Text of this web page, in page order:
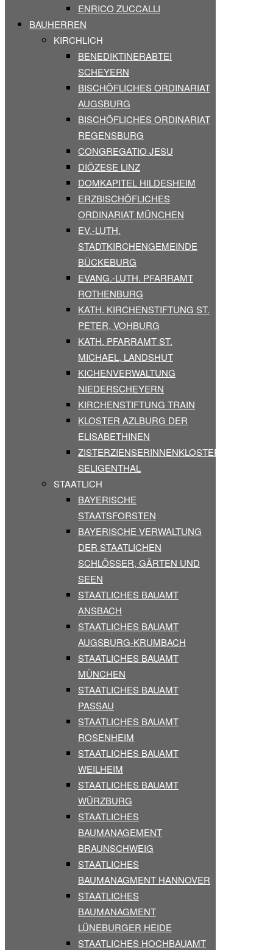
ENRICO ZUCCALLI
BAUHERREN
KIRCHLICH
BENEDIKTINERABTEI
SCHEYERN
BISCHÖFLICHES ORDINARIAT
AUGSBURG
BISCHÖFLICHES ORDINARIAT
REGENSBURG
CONGREGATIO JESU
DIÖZESE LINZ
DOMKAPITEL HILDESHEIM
ERZBISCHÖFLICHES
ORDINARIAT MÜNCHEN
EV.-LUTH.
STADTKIRCHENGEMEINDE
BÜCKEBURG
EVANG.-LUTH. PFARRAMT
ROTHENBURG
KATH. KIRCHENSTIFTUNG ST.
PETER, VOHBURG
KATH. PFARRAMT ST.
MICHAEL, LANDSHUT
KICHENVERWALTUNG
NIEDERSCHEYERN
KIRCHENSTIFTUNG TRAIN
KLOSTER AZLBURG DER
ELISABETHINEN
ZISTERZIENSERINNENKLOSTER
SELIGENTHAL
STAATLICH
BAYERISCHE
STAATSFORSTEN
BAYERISCHE VERWALTUNG
DER STAATLICHEN
SCHLÖSSER, GÄRTEN UND
SEEN
STAATLICHES BAUAMT
ANSBACH
STAATLICHES BAUAMT
AUGSBURG-KRUMBACH
STAATLICHES BAUAMT
MÜNCHEN
STAATLICHES BAUAMT
PASSAU
STAATLICHES BAUAMT
ROSENHEIM
STAATLICHES BAUAMT
WEILHEIM
STAATLICHES BAUAMT
WÜRZBURG
STAATLICHES
BAUMANAGEMENT
BRAUNSCHWEIG
STAATLICHES
BAUMANAGMENT HANNOVER
STAATLICHES
BAUMANAGMENT
LÜNEBURGER HEIDE
STAATLICHES HOCHBAUAMT